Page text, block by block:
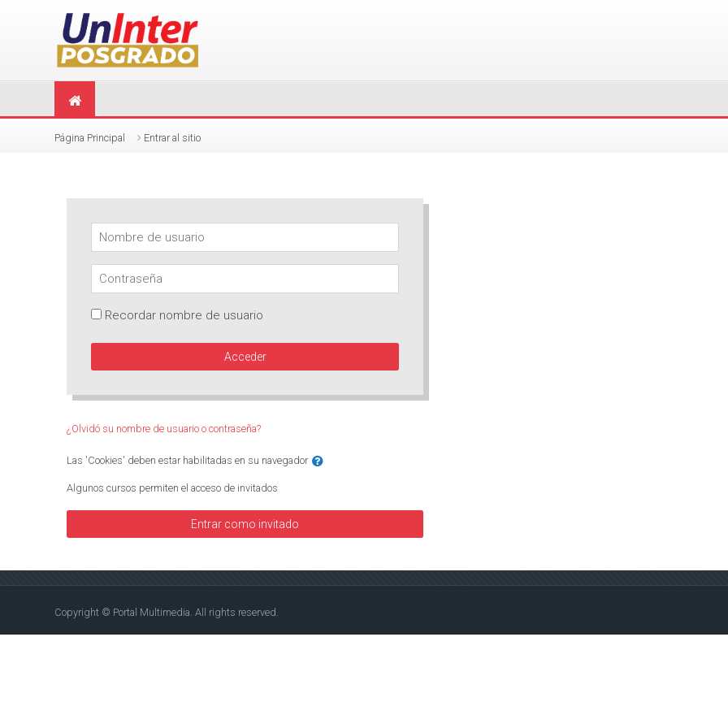
Página Principal Entrar al sitio
Nombre de usuario
Contraseña
Recordar nombre de usuario
Acceder
¿Olvidó su nombre de usuario o contraseña?
Las 'Cookies' deben estar habilitadas en su navegador
Algunos cursos permiten el acceso de invitados
Entrar como invitado
Copyright © Portal Multimedia. All rights reserved.